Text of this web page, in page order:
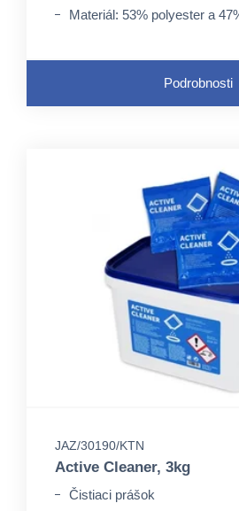
Materiál: 53% polyester a
Podrobnosti
JAZ/30190/KTN
Active Cleaner, 3kg
Čistiaci prášok